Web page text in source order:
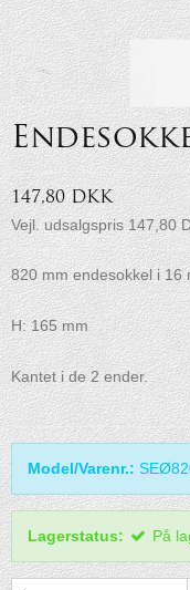
147,80 DKK
Vejl. udsalgspris 147,80
820 mm endesokkel i 16
H: 165 mm
Kantet i de 2 ender.
Model/Varenr.:
Lagerstatus: På